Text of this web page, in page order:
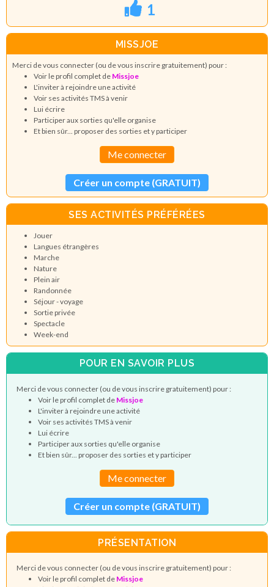
1
MISSJOE
Merci de vous connecter (ou de vous inscrire gratuitement) pour :
Voir le profil complet de Missjoe
L'inviter à rejoindre une activité
Voir ses activités TMS à venir
Lui écrire
Participer aux sorties qu'elle organise
Et bien sûr... proposer des sorties et y participer
Me connecter
Créer un compte (GRATUIT)
SES ACTIVITÉS PRÉFÉRÉES
Jouer
Langues étrangères
Marche
Nature
Plein air
Randonnée
Séjour - voyage
Sortie privée
Spectacle
Week-end
POUR EN SAVOIR PLUS
Merci de vous connecter (ou de vous inscrire gratuitement) pour :
Voir le profil complet de Missjoe
L'inviter à rejoindre une activité
Voir ses activités TMS à venir
Lui écrire
Participer aux sorties qu'elle organise
Et bien sûr... proposer des sorties et y participer
Me connecter
Créer un compte (GRATUIT)
PRÉSENTATION
Merci de vous connecter (ou de vous inscrire gratuitement) pour :
Voir le profil complet de Missjoe